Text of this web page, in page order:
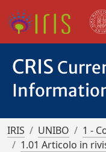
CRIS
IRIS UNIBO
1 -
1.01 Articolo in